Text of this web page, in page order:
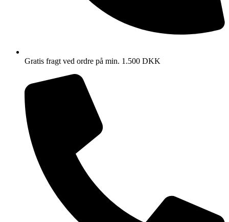
Gratis fragt ved ordre på min. 1.500 DKK